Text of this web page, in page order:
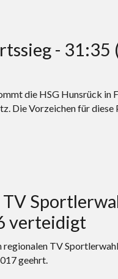
- 31:35
die HSG Hunsrück in
Die Vorzeichen für diese
verteidigt
TV
geehrt.